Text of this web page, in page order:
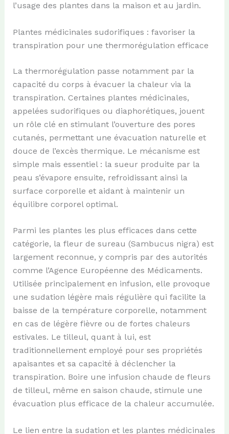
l’usage des plantes dans la maison et au jardin.
Plantes médicinales sudorifiques : favoriser la
transpiration pour une thermorégulation efficace
La thermorégulation passe notamment par la
capacité du corps à évacuer la chaleur via la
transpiration. Certaines plantes médicinales,
appelées sudorifiques ou diaphorétiques, jouent
un rôle clé en stimulant l’ouverture des pores
cutanés, permettant une évacuation naturelle et
douce de l’excès thermique. Le mécanisme est
simple mais essentiel : la sueur produite par la
peau s’évapore ensuite, refroidissant ainsi la
surface corporelle et aidant à maintenir un
équilibre corporel optimal.
Parmi les plantes les plus efficaces dans cette
catégorie, la fleur de sureau (Sambucus nigra) est
largement reconnue, y compris par des autorités
comme l’Agence Européenne des Médicaments.
Utilisée principalement en infusion, elle provoque
une sudation légère mais régulière qui facilite la
baisse de la température corporelle, notamment
en cas de légère fièvre ou de fortes chaleurs
estivales. Le tilleul, quant à lui, est
traditionnellement employé pour ses propriétés
apaisantes et sa capacité à déclencher la
transpiration. Boire une infusion chaude de fleurs
de tilleul, même en saison chaude, stimule une
évacuation plus efficace de la chaleur accumulée.
Le lien entre la sudation et les plantes médicinales